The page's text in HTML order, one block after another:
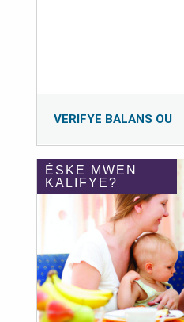
VERIFYE BALANS OU
ÈSKE MWEN
KALIFYE?